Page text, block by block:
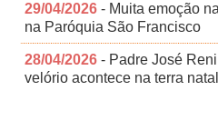
29/04/2026 - Muita emoção
na Paróquia São Francisco
28/04/2026 - Padre José
velório acontece na terra natal